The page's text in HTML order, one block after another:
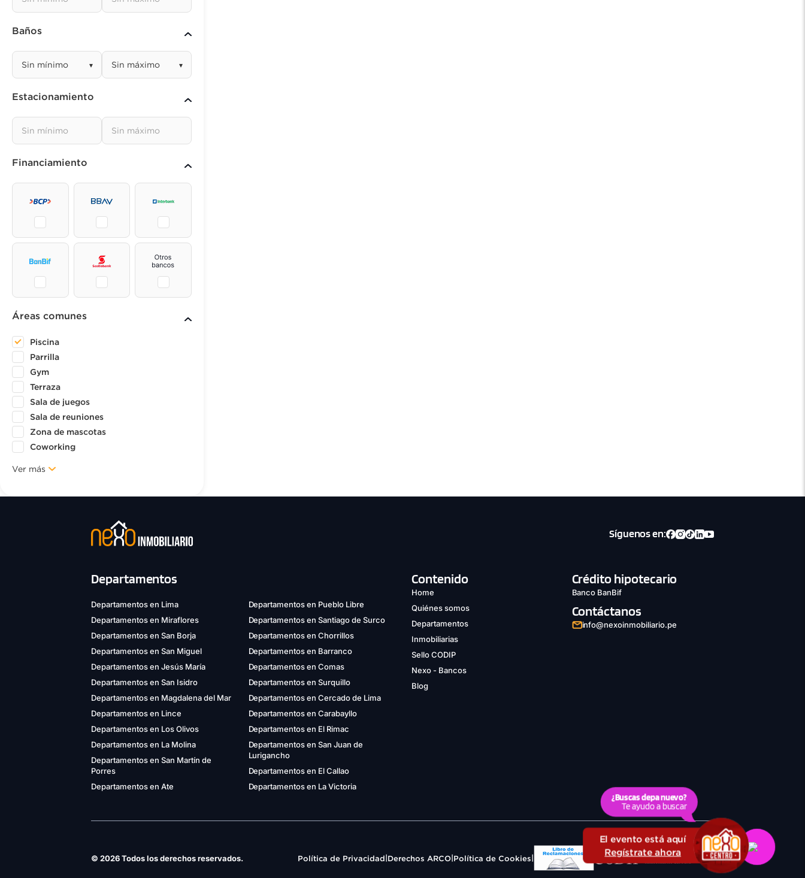
Baños
▾ ▾
Estacionamiento
Financiamiento
Áreas comunes
Piscina
Parrilla
Gym
Terraza
Sala de juegos
Sala de reuniones
Zona de mascotas
Coworking
Ver más
El evento está aquí
Regístrate ahora
Síguenos en:
Departamentos
Departamentos en Lima
Departamentos en Miraflores
Departamentos en San Borja
Departamentos en San Miguel
Departamentos en Jesús María
Departamentos en San Isidro
Departamentos en Magdalena del Mar
Departamentos en Lince
Departamentos en Los Olivos
Departamentos en La Molina
Departamentos en San Martín de
Porres
Departamentos en Ate
Departamentos en Pueblo Libre
Departamentos en Santiago de Surco
Departamentos en Chorrillos
Departamentos en Barranco
Departamentos en Comas
Departamentos en Surquillo
Departamentos en Cercado de Lima
Departamentos en Carabayllo
Departamentos en El Rimac
Departamentos en San Juan de
Lurigancho
Departamentos en El Callao
Departamentos en La Victoria
Contenido
Home
Quiénes somos
Departamentos
Inmobiliarias
Sello CODIP
Nexo - Bancos
Blog
Crédito hipotecario
Banco BanBif
Contáctanos
info@nexoinmobiliario.pe
© 2026 Todos los derechos reservados. Política de Privacidad|Derechos ARCO|Política de Cookies|
¿Buscas depa nuevo?
Te ayudo a buscar